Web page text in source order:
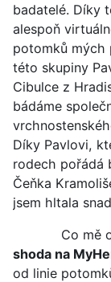
badatelé. Díky
alespoň
potomků mých
této skupiny
Cibulce z
bádáme
Díky Pavlovi,
rodech pořádá
Čeňka
jsem hltala
Co mě
shoda na
od linie